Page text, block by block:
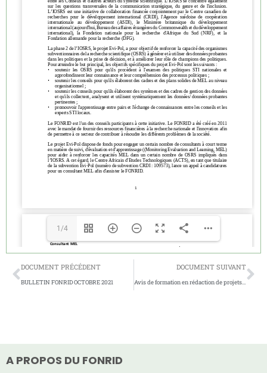
1/4
DOCUMENT PRÉCÉDENT
BULLETIN FONRID OCTOBRE 2021
DOCUMENT SUIVANT
Avis de formation en rédaction de projets de recherche et d’innovation
A PROPOS DU FONRID